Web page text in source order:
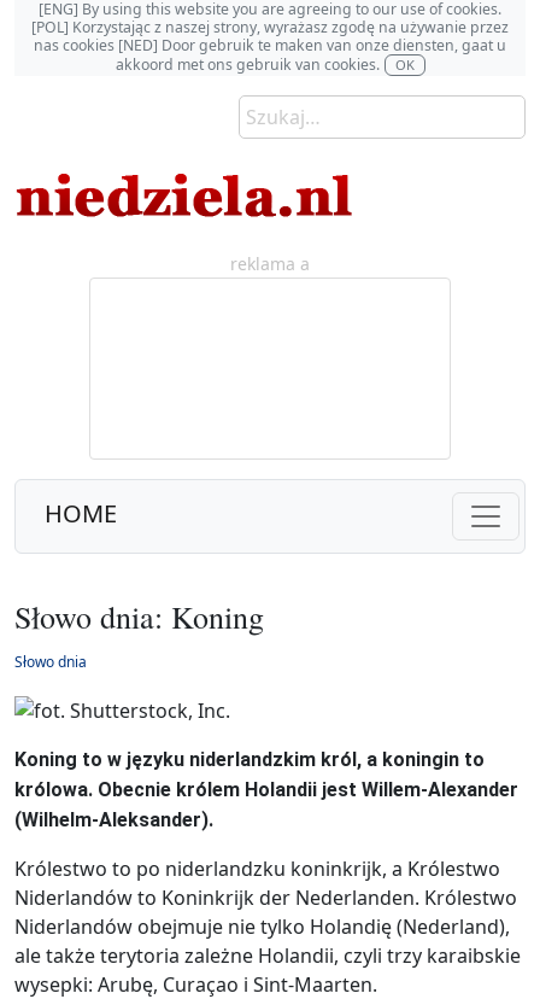
[ENG] By using this website you are agreeing to our use of cookies.
[POL] Korzystając z naszej strony, wyrażasz zgodę na używanie przez
nas cookies [NED] Door gebruik te maken van onze diensten, gaat u
akkoord met ons gebruik van cookies.
OK
reklama a
HOME
Słowo dnia: Koning
Słowo dnia
Koning to w języku niderlandzkim król, a koningin to
królowa. Obecnie królem Holandii jest Willem-Alexander
(Wilhelm-Aleksander).
Królestwo to po niderlandzku koninkrijk, a Królestwo
Niderlandów to Koninkrijk der Nederlanden. Królestwo
Niderlandów obejmuje nie tylko Holandię (Nederland),
ale także terytoria zależne Holandii, czyli trzy karaibskie
wysepki: Arubę, Curaçao i Sint-Maarten.